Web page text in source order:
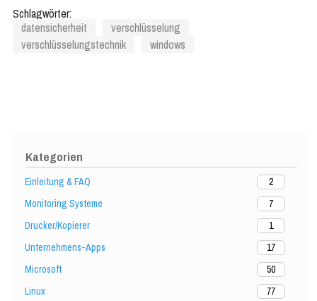
Kategorien
Einleitung & FAQ
2
Monitoring Systeme
7
Drucker/Kopierer
1
Unternehmens-Apps
17
Microsoft
50
Linux
77
Schlagwörter:
datensicherheit
verschlüsselung
verschlüsselungstechnik
windows